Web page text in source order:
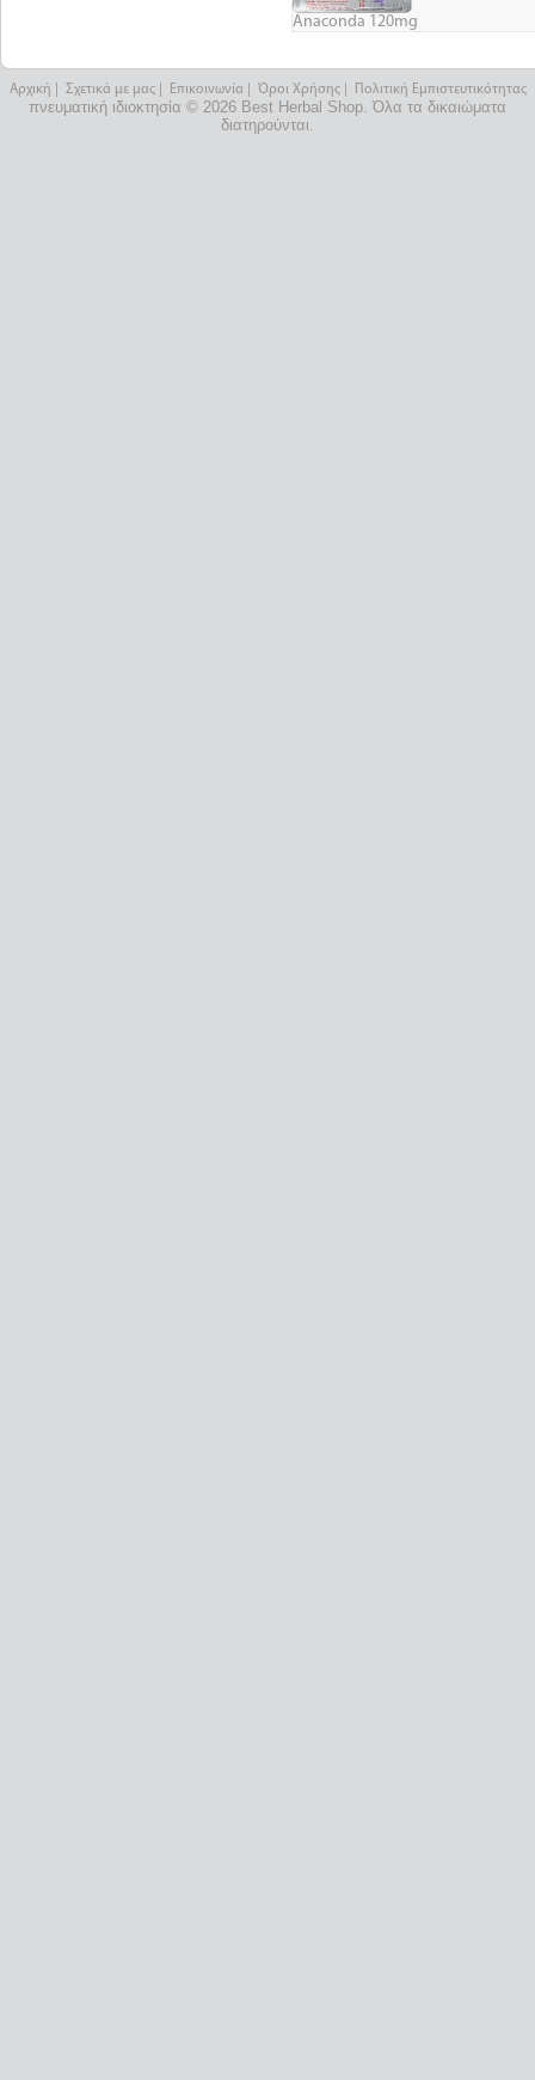
Anaconda 120mg
Αρχική Σχετικά με μας| Επικοινωνία Όροι Χρήσης| Πολιτική Εμπιστευτικότητας
πνευματική ιδιοκτησία © 2026 Best Herbal Shop. Όλα τα δικαιώματα
διατηρούνται.